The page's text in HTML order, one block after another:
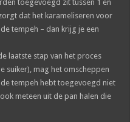
toegevoegd zit tussen 1 en
dat het karameliseren voor
tempeh – dan krijg je een
laatste stap van het proces
suiker), mag het omscheppen
tempeh hebt toegevoegd niet
meteen uit de pan halen die